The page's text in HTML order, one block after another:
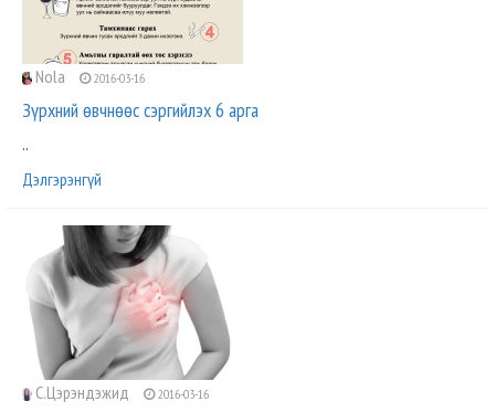
Nola 2016-03-16
Зүрхний өвчнөөс сэргийлэх 6 арга
..
Дэлгэрэнгүй
С.Цэрэндэжид 2016-03-16